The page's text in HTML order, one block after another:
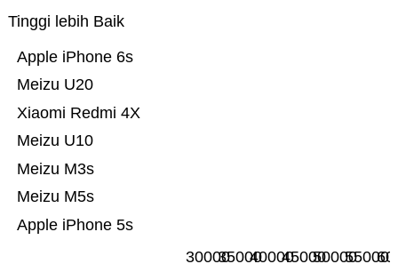
Tinggi lebih Baik
Apple iPhone 5s
Meizu M5s
Meizu M3s
Meizu U10
Xiaomi Redmi 4X
Meizu U20
Apple iPhone 6s
300003500040000450005000055000